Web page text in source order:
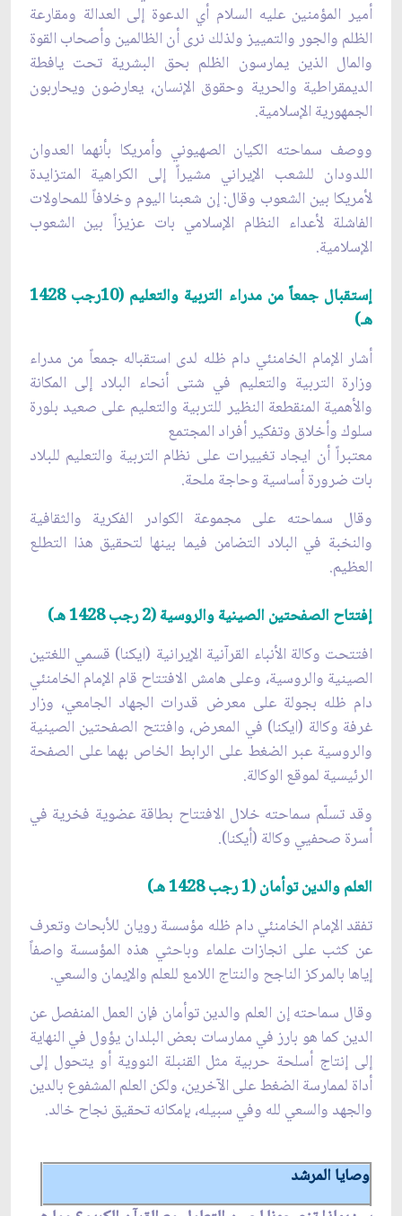
أمير المؤمنين عليه السلام أي الدعوة إلى العدالة ومقارعة
الظلم والجور والتمييز ولذلك نرى أن الظالمين وأصحاب القوة
والمال الذين يمارسون الظلم بحق البشرية تحت يافطة
الديمقراطية والحرية وحقوق الإنسان، يعارضون ويحاربون
الجمهورية الإسلامية.
ووصف سماحته الكيان الصهيوني وأمريكا بأنهما العدوان
اللدودان للشعب الإيراني مشيراً إلى الكراهية المتزايدة
لأمريكا بين الشعوب وقال: إن شعبنا اليوم وخلافاً للمحاولات
الفاشلة لأعداء النظام الإسلامي بات عزيزاً بين الشعوب
الإسلامية.
إستقبال جمعاً من مدراء التربية والتعليم (10رجب 1428
هـ)
أشار الإمام الخامنئي دام ظله لدى استقباله جمعاً من مدراء
وزارة التربية والتعليم في شتى أنحاء البلاد إلى المكانة
والأهمية المنقطعة النظير للتربية والتعليم على صعيد بلورة
سلوك وأخلاق وتفكير أفراد المجتمع
معتبراً أن ايجاد تغييرات على نظام التربية والتعليم للبلاد
بات ضرورة أساسية وحاجة ملحة.
وقال سماحته على مجموعة الكوادر الفكرية والثقافية
والنخبة في البلاد التضامن فيما بينها لتحقيق هذا التطلع
العظيم.
إفتتاح الصفحتين الصينية والروسية (2 رجب 1428 هـ)
افتتحت وكالة الأنباء القرآنية الإيرانية (ايكنا) قسمي اللغتين
الصينية والروسية، وعلى هامش الافتتاح قام الإمام الخامنئي
دام ظله بجولة على معرض قدرات الجهاد الجامعي، وزار
غرفة وكالة (ايكنا) في المعرض، وافتتح الصفحتين الصينية
والروسية عبر الضغط على الرابط الخاص بهما على الصفحة
الرئيسية لموقع الوكالة.
وقد تسلّم سماحته خلال الافتتاح بطاقة عضوية فخرية في
أسرة صحفيي وكالة (أيكنا).
العلم والدين توأمان (1 رجب 1428 هـ)
تفقد الإمام الخامنئي دام ظله مؤسسة رويان للأبحاث وتعرف
عن كثب على انجازات علماء وباحثي هذه المؤسسة واصفاً
إياها بالمركز الناجح والنتاج اللامع للعلم والإيمان والسعي.
وقال سماحته إن العلم والدين توأمان فإن العمل المنفصل عن
الدين كما هو بارز في ممارسات بعض البلدان يؤول في النهاية
إلى إنتاج أسلحة حربية مثل القنبلة النووية أو يتحول إلى
أداة لممارسة الضغط على الآخرين، ولكن العلم المشفوع بالدين
والجهد والسعي لله وفي سبيله، بإمكانه تحقيق نجاح خالد.
وصايا المرشد